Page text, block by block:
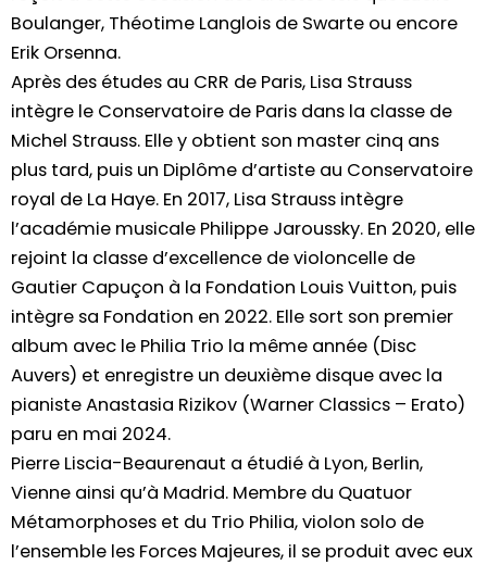
Boulanger, Théotime Langlois de Swarte ou encore
Erik Orsenna.
Après des études au CRR de Paris, Lisa Strauss
intègre le Conservatoire de Paris dans la classe de
Michel Strauss. Elle y obtient son master cinq ans
plus tard, puis un Diplôme d’artiste au Conservatoire
royal de La Haye. En 2017, Lisa Strauss intègre
l’académie musicale Philippe Jaroussky. En 2020, elle
rejoint la classe d’excellence de violoncelle de
Gautier Capuçon à la Fondation Louis Vuitton, puis
intègre sa Fondation en 2022. Elle sort son premier
album avec le Philia Trio la même année (Disc
Auvers) et enregistre un deuxième disque avec la
pianiste Anastasia Rizikov (Warner Classics – Erato)
paru en mai 2024.
Pierre Liscia-Beaurenaut a étudié à Lyon, Berlin,
Vienne ainsi qu’à Madrid. Membre du Quatuor
Métamorphoses et du Trio Philia, violon solo de
l’ensemble les Forces Majeures, il se produit avec eux